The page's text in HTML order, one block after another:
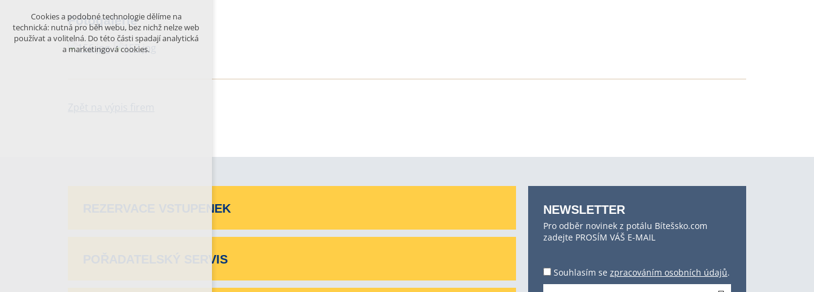
Fotogalerie
REZERVACE VSTUPENEK
POŘADATELSKÝ SERVIS
NEWSLETTER
Pro odběr novinek z potálu Bítešsko.com
zadejte PROSÍM VÁŠ E-MAIL
Souhlasím se zpracováním osobních údajů.
ODMÍTNOUT VŠE
Cookies a podobné technologie dělíme na
technická: nutná pro běh webu, bez nichž nelze web
používat a volitelná. Do této části spadají analytická
a marketingová cookies.